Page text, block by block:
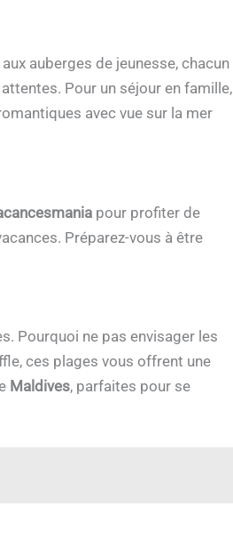
auberges de jeunesse, chacun
Pour un séjour en famille,
avec vue sur la mer
pour profiter de
Préparez-vous à être
Pourquoi ne pas envisager les
ces plages vous offrent une
Maldives, parfaites pour se